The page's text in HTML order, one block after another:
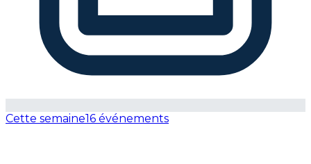
Cette semaine16 événements